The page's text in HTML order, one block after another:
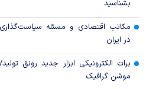
قیمت دلار و یورو مرکز مبادله ایران؛
امروز پنجشنبه ۱۵ مرداد ۱۴۰۵
سقوط ارزهای صادراتی در سیاهچاله
کارت‌های بازرگانی
بشناسید
مکاتب اقتصادی و مسئله سیاست‌گذاری
در ایران
برات الکترونیکی ابزار جدید رونق تولید/
موشن گرافیک